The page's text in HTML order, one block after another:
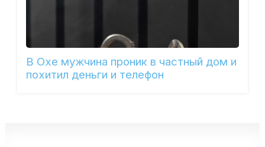
В Охе мужчина проник в частный дом и
похитил деньги и телефон